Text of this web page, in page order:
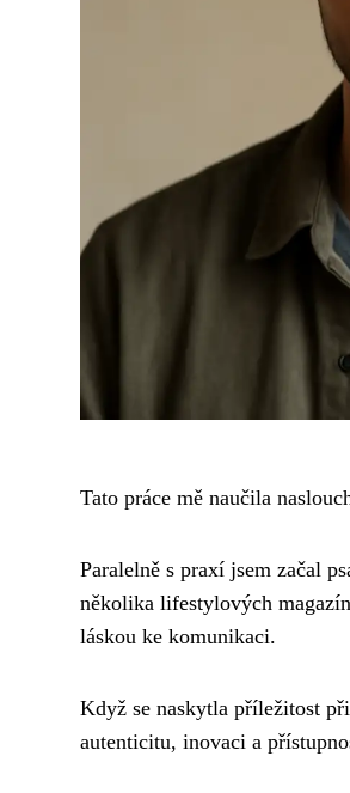
Tato práce mě naučila
Paralelně s praxí jsem začal
několika lifestylových
láskou ke komunikaci.
Když se naskytla příležitost
autenticitu, inovaci a